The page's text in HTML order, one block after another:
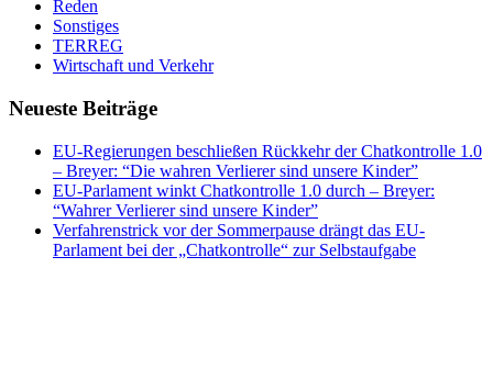
Reden
Sonstiges
TERREG
Wirtschaft und Verkehr
Neueste Beiträge
EU-Regierungen beschließen Rückkehr der Chatkontrolle 1.0
– Breyer: “Die wahren Verlierer sind unsere Kinder”
EU-Parlament winkt Chatkontrolle 1.0 durch – Breyer:
“Wahrer Verlierer sind unsere Kinder”
Verfahrenstrick vor der Sommerpause drängt das EU-
Parlament bei der „Chatkontrolle“ zur Selbstaufgabe